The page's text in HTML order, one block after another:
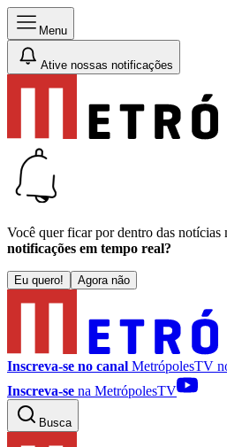
Menu
Ative nossas notificações
Você quer ficar por dentro das notícias
notificações em tempo real?
Eu quero! Agora não
Inscreva-se no canal MetrópolesTV
Inscreva-se na MetrópolesTV
Busca